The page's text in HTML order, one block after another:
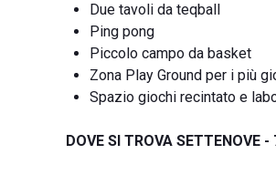
Due tavoli da teqball
Ping pong
Piccolo campo da basket
Zona Play Ground per i più
Spazio giochi recintato e
DOVE SI TROVA SETTENOVE -